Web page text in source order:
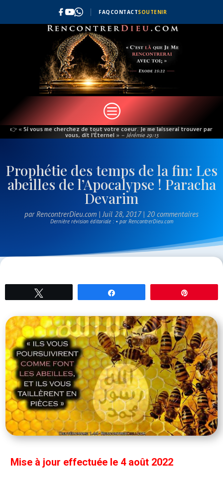
FAQ CONTACTSOUTENIR
c
👉 « Si vous me cherchez de tout votre coeur. Je me laisserai trouver par
vous, dit l’Éternel » – Jérémie 29:13
Prophétie des temps de la fin: Les
abeilles de l’Apocalypse ! Paracha
Devarim
parRencontrerDieu.com |Juil 28, 2017| 20 commentaires
Dernière révision éditoriale : • par RencontrerDieu.com
Mise à jour effectuée le 4 août 2022